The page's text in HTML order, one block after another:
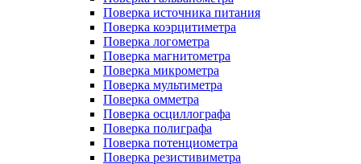
Поверка источника питания
Поверка коэрцитиметра
Поверка логометра
Поверка магнитометра
Поверка микрометра
Поверка мультиметра
Поверка омметра
Поверка осциллографа
Поверка полиграфа
Поверка потенциометра
Поверка резистивиметра